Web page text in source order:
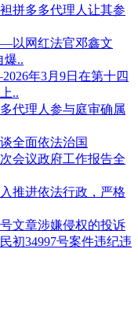
拼多多代理人让其参
以网红法官邓鑫文
爆..
年3月9日在第十四
..
代理人参与庭审确属
全面依法治国
会议政府工作报告全
推进依法行政，严格
文章涉嫌侵权的投诉
初34997号案件违纪违